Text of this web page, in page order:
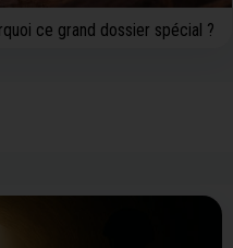
ce grand dossier spécial ?